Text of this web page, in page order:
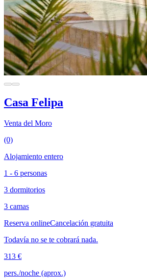
Casa Felipa
Venta del Moro
(0)
Alojamiento entero
1 - 6 personas
3 dormitorios
3 camas
Reserva onlineCancelación gratuita
Todavía no se te cobrará nada.
313 €
pers./noche (aprox.)